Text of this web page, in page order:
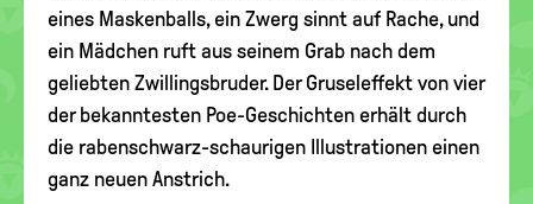
eines Maskenballs, ein Zwerg sinnt auf Rache, und
ein Mädchen ruft aus seinem Grab nach dem
geliebten Zwillingsbruder. Der Gruseleffekt von vier
der bekanntesten Poe-Geschichten erhält durch
die rabenschwarz-schaurigen Illustrationen einen
ganz neuen Anstrich.